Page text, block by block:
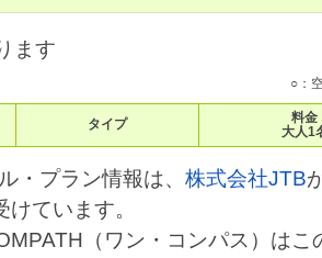
ます
○：
タイプ
料金
大人1
・プラン情報は、 株式会社JTB
ています。
（ワン・コンパス）はこ